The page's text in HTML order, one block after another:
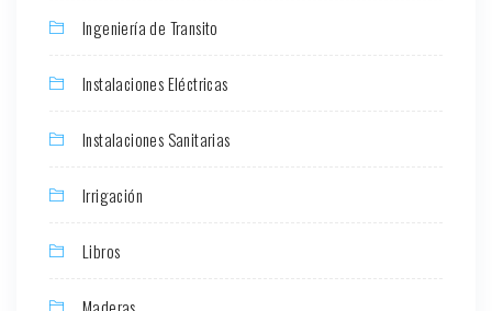
Ingeniería de Transito
Instalaciones Eléctricas
Instalaciones Sanitarias
Irrigación
Libros